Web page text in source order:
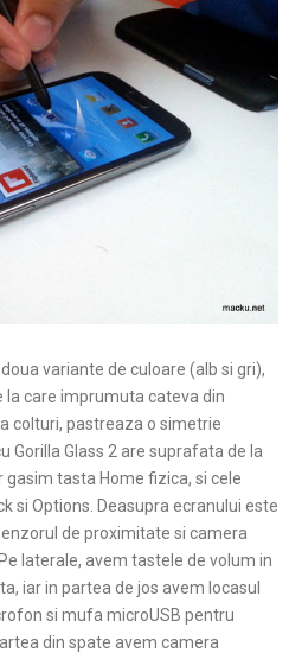
variante de culoare (alb si gri),
la care imprumuta cateva din
colturi, pastreaza o simetrie
Gorilla Glass 2 are suprafata de la
tasta Home fizica, si cele
si Options. Deasupra ecranului este
de proximitate si camera
laterale, avem tastele de volum in
iar in partea de jos avem locasul
si mufa microUSB pentru
din spate avem camera